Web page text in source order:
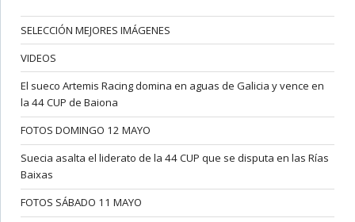
SELECCIÓN MEJORES IMÁGENES
VIDEOS
El sueco Artemis Racing domina en aguas de Galicia y vence en
la 44 CUP de Baiona
FOTOS DOMINGO 12 MAYO
Suecia asalta el liderato de la 44 CUP que se disputa en las Rías
Baixas
FOTOS SÁBADO 11 MAYO